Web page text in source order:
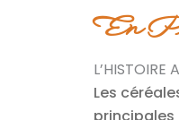
En
L’HISTOIRE
Les